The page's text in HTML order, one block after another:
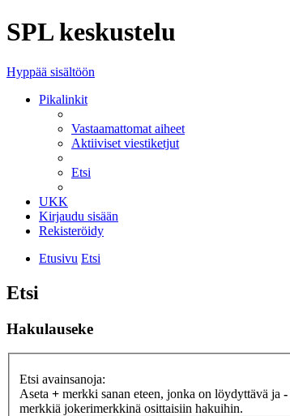
SPL keskustelu
Hyppää sisältöön
Pikalinkit
Vastaamattomat aiheet
Aktiiviset viestiketjut
Etsi
UKK
Kirjaudu sisään
Rekisteröidy
Etusivu Etsi
Etsi
Hakulauseke
Etsi avainsanoja:
Aseta + merkki sanan eteen, jonka on löydyttävä ja -
merkkiä jokerimerkkinä osittaisiin hakuihin.